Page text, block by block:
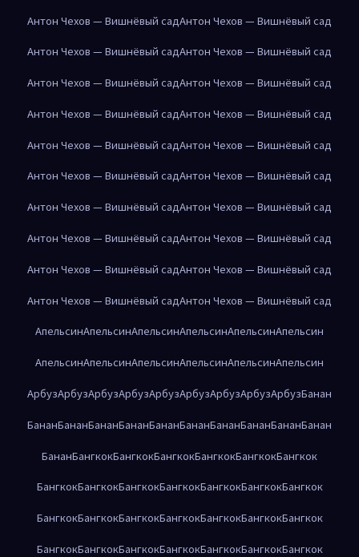
Антон Чехов — Вишнёвый садАнтон Чехов — Вишнёвый сад
Антон Чехов — Вишнёвый садАнтон Чехов — Вишнёвый сад
Антон Чехов — Вишнёвый садАнтон Чехов — Вишнёвый сад
Антон Чехов — Вишнёвый садАнтон Чехов — Вишнёвый сад
Антон Чехов — Вишнёвый садАнтон Чехов — Вишнёвый сад
Антон Чехов — Вишнёвый садАнтон Чехов — Вишнёвый сад
Антон Чехов — Вишнёвый садАнтон Чехов — Вишнёвый сад
Антон Чехов — Вишнёвый садАнтон Чехов — Вишнёвый сад
Антон Чехов — Вишнёвый садАнтон Чехов — Вишнёвый сад
Антон Чехов — Вишнёвый садАнтон Чехов — Вишнёвый сад
АпельсинАпельсинАпельсинАпельсинАпельсинАпельсин
АпельсинАпельсинАпельсинАпельсинАпельсинАпельсин
АрбузАрбузАрбузАрбузАрбузАрбузАрбузАрбузАрбузБанан
БананБананБананБананБананБананБананБананБананБанан
БананБангкокБангкокБангкокБангкокБангкокБангкок
БангкокБангкокБангкокБангкокБангкокБангкокБангкок
БангкокБангкокБангкокБангкокБангкокБангкокБангкок
БангкокБангкокБангкокБангкокБангкокБангкокБангкок